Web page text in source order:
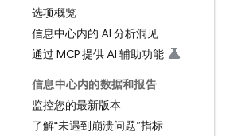
选项概览
信息中心内的 AI 分析洞见
通过 MCP 提供 AI 辅助功能
信息中心内的数据和报告
监控您的最新版本
了解“未遇到崩溃问题”指标